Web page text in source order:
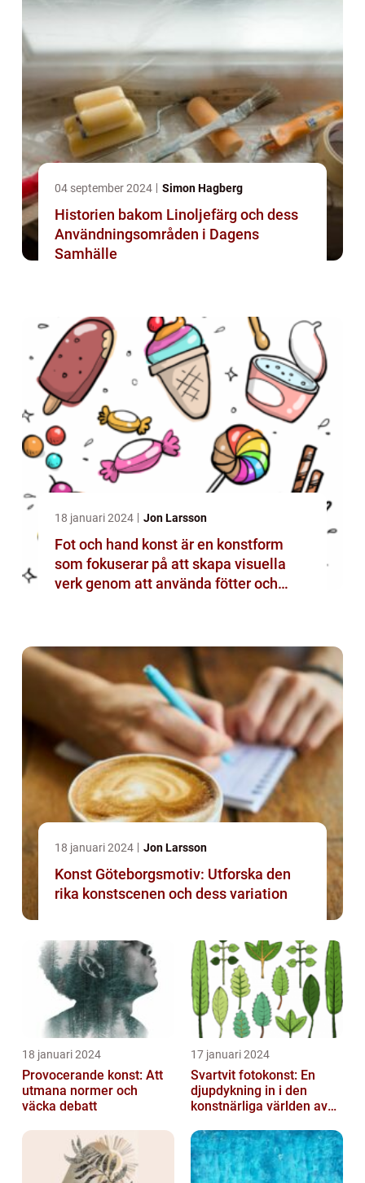
04 september 2024 Simon Hagberg
Historien bakom Linoljefärg och dess
Användningsområden i Dagens
Samhälle
18 januari 2024 Jon Larsson
Fot och hand konst är en konstform
som fokuserar på att skapa visuella
verk genom att använda fötter och
18 januari 2024 Jon Larsson
Konst Göteborgsmotiv: Utforska den
rika konstscenen och dess variation
18 januari 2024
Provocerande konst: Att
utmana normer och
väcka debatt
17 januari 2024
Svartvit fotokonst: En
djupdykning in i den
konstnärliga världen av